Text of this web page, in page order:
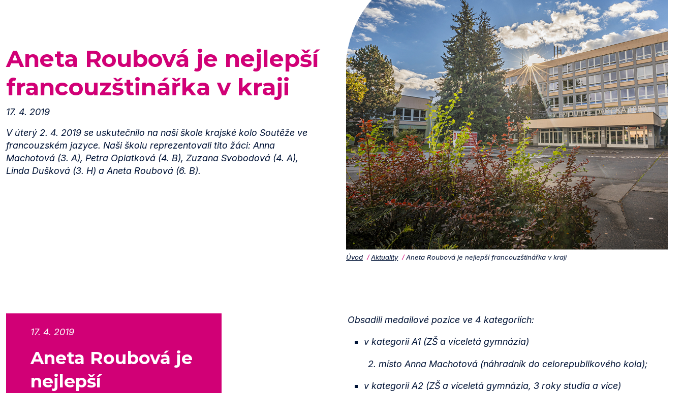
Aneta Roubová je nejlepší
francouzštinářka v kraji
17. 4. 2019
V úterý 2. 4. 2019 se uskutečnilo na naší škole krajské kolo Soutěže ve
francouzském jazyce. Naši školu reprezentovali tito žáci: Anna
Machotová (3. A), Petra Oplatková (4. B), Zuzana Svobodová (4. A),
Linda Dušková (3. H) a Aneta Roubová (6. B).
Úvod Aktuality Aneta Roubová je nejlepší francouzštinářka v kraji
17. 4. 2019
Aneta Roubová je
nejlepší
Obsadili medailové pozice ve 4 kategoriích:
v kategorii A1 (ZŠ a víceletá gymnázia)
2. místo Anna Machotová (náhradník do celorepublikového kola);
v kategorii A2 (ZŠ a víceletá gymnázia, 3 roky studia a více)